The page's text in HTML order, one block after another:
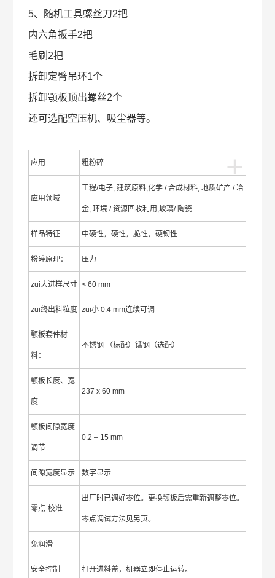
5、随机工具螺丝刀2把
内六角扳手2把
毛刷2把
拆卸定臂吊环1个
拆卸颚板顶出螺丝2个
还可选配空压机、吸尘器等。
+
应用 粗粉碎
应用领域
工程/电子, 建筑原料,化学 / 合成材料, 地质矿产 / 冶
金, 环境 / 资源回收利用,玻璃/ 陶瓷
样品特征 中硬性，硬性，脆性，硬韧性
粉碎原理： 压力
zui大进样尺寸 < 60 mm
zui终出料粒度 zui小 0.4 mm连续可调
颚板套件材
料：
不锈钢 （标配）锰钢（选配）
颚板长度、宽
度
237 x 60 mm
颚板间隙宽度
调节
0.2 – 15 mm
间隙宽度显示 数字显示
零点-校准
出厂时已调好零位。更换颚板后需重新调整零位。
零点调试方法见另页。
免润滑
安全控制 打开进料盖，机器立即停止运转。